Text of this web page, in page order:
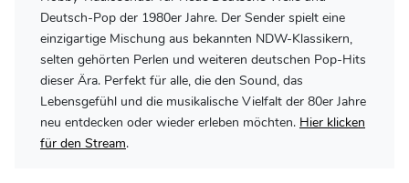
Deutsch-Pop der 1980er Jahre. Der Sender spielt eine
einzigartige Mischung aus bekannten NDW-Klassikern,
selten gehörten Perlen und weiteren deutschen Pop-Hits
dieser Ära. Perfekt für alle, die den Sound, das
Lebensgefühl und die musikalische Vielfalt der 80er Jahre
neu entdecken oder wieder erleben möchten. Hier klicken
für den Stream.